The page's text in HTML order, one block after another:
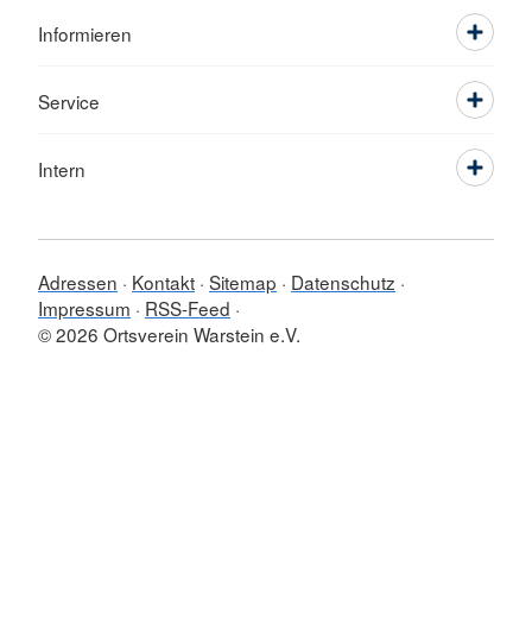
Informieren
Service
Intern
Adressen Kontakt Sitemap
Datenschutz
Impressum
RSS-Feed
© 2026 Ortsverein Warstein e.V.